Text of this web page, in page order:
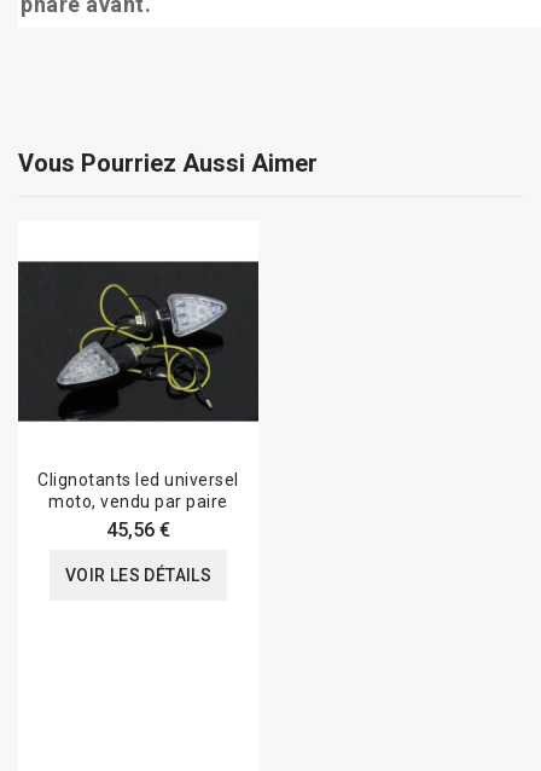
Vous Pourriez Aussi Aimer
Clignotants led universel
moto, vendu par paire
45,56 €
VOIR LES DÉTAILS